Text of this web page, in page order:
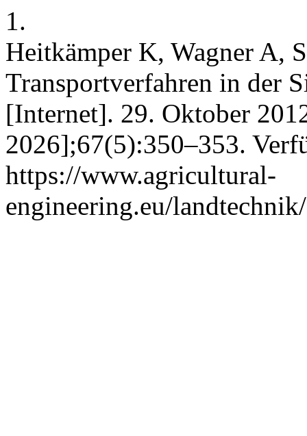
1.
Heitkämper K, Wagner A,
Transportverfahren in der
[Internet]. 29. Oktober
2026];67(5):350–353.
https://www.agricultural-
engineering.eu/